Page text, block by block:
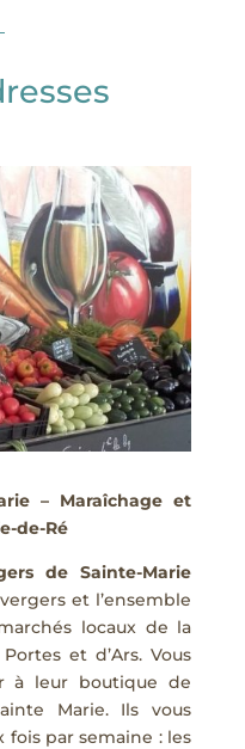
– Maraîchage et
de-Ré
de Sainte-Marie
et l’ensemble
locaux de la
et d’Ars. Vous
à leur boutique de
Marie. Ils vous
fois par semaine : les